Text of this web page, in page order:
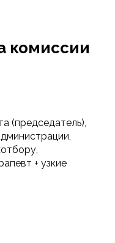
комиссии
(председатель),
+ узкие